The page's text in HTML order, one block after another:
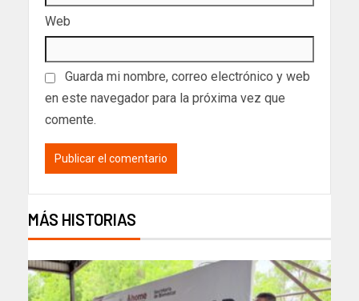
Web
Guarda mi nombre, correo electrónico y web
en este navegador para la próxima vez que
comente.
MÁS HISTORIAS